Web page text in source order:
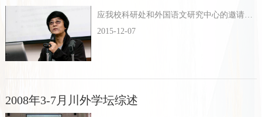
应我校科研处和外国语文研究中心的邀请，天津师范大学语言研究所所长宁春岩教授于10月27日至29日在我校主要分别进行了以下三项活动：讲学、出席重庆高校语言学交流会和参加川外学坛辩论会。
2015-12-07
2008年3-7月川外学坛综述